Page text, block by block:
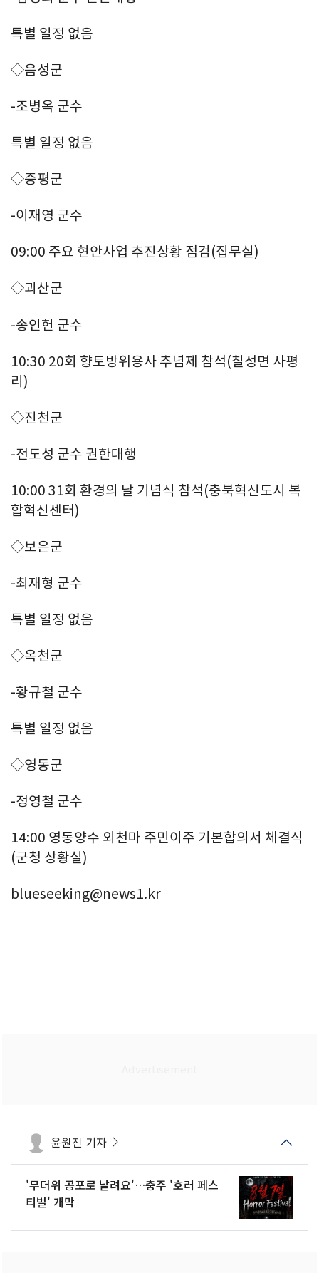
특별 일정 없음
◇음성군
-조병옥 군수
특별 일정 없음
◇증평군
-이재영 군수
09:00 주요 현안사업 추진상황 점검(집무실)
◇괴산군
-송인헌 군수
10:30 20회 향토방위용사 추념제 참석(칠성면 사평
리)
◇진천군
-전도성 군수 권한대행
10:00 31회 환경의 날 기념식 참석(충북혁신도시 복
합혁신센터)
◇보은군
-최재형 군수
특별 일정 없음
◇옥천군
-황규철 군수
특별 일정 없음
◇영동군
-정영철 군수
14:00 영동양수 외천마 주민이주 기본합의서 체결식
(군청 상황실)
blueseeking@news1.kr
윤원진 기자
'무더위 공포로 날려요'…충주 '호러 페스
티벌' 개막